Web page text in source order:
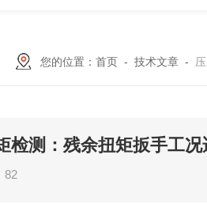
您的位置： 首页- 技术文章-
检测：残余扭矩扳手工
82